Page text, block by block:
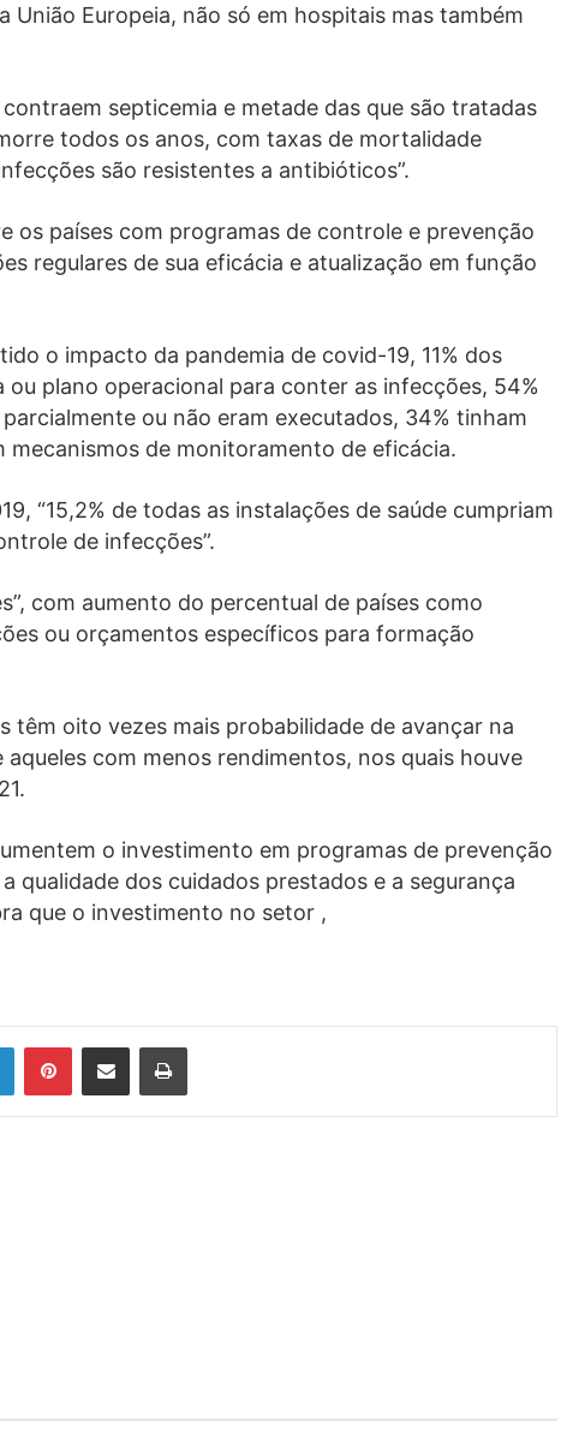
União Europeia, não só em hospitais mas também
septicemia e metade das que são tratadas
todos os anos, com taxas de mortalidade
são resistentes a antibióticos”.
os países com programas de controle e prevenção
regulares de sua eficácia e atualização em função
o impacto da pandemia de covid-19, 11% dos
plano operacional para conter as infecções, 54%
ou não eram executados, 34% tinham
mecanismos de monitoramento de eficácia.
“15,2% de todas as instalações de saúde cumpriam
de infecções”.
com aumento do percentual de países como
ou orçamentos específicos para formação
têm oito vezes mais probabilidade de avançar na
com menos rendimentos, nos quais houve
o investimento em programas de prevenção
qualidade dos cuidados prestados e a segurança
que o investimento no setor ,
LinkedinPinterestCompartilhar via e-mail Imprimir